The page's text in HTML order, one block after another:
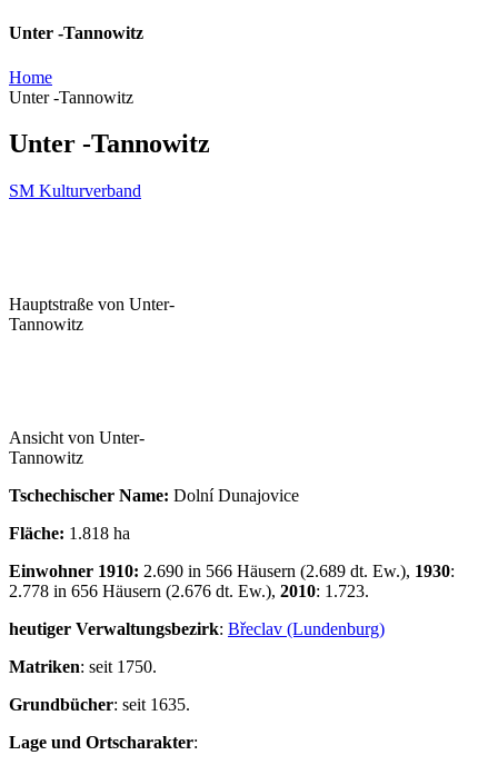
Unter -Tannowitz
Home
Unter -Tannowitz
Unter -Tannowitz
SM Kulturverband
Hauptstraße von Unter-
Tannowitz
Ansicht von Unter-
Tannowitz
Tschechischer Name: Dolní Dunajovice
Fläche: 1.818 ha
Einwohner 1910: 2.690 in 566 Häusern (2.689 dt. Ew.), 1930:
2.778 in 656 Häusern (2.676 dt. Ew.), 2010: 1.723.
heutiger Verwaltungsbezirk: Břeclav (Lundenburg)
Matriken: seit 1750.
Grundbücher: seit 1635.
Lage und Ortscharakter: